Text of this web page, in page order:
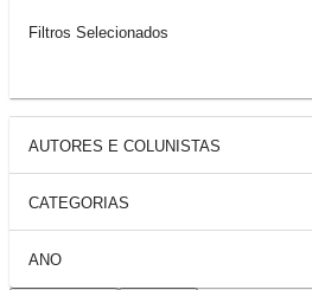
Filtros Selecionados
AUTORES E COLUNISTAS
CATEGORIAS
ANO